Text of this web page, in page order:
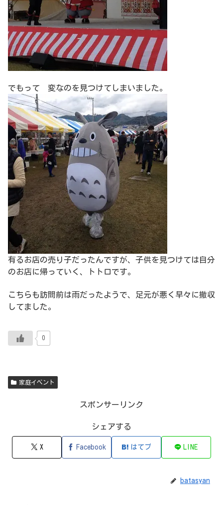
でもって 変なのを見つけてしまいました。
有るお店の売り子だったんですが、子供を見つけては自分
のお店に帰っていく、トトロです。
こちらも訪問前は雨だったようで、足元が悪く早々に撤収
してました。
0
家庭イベント
スポンサーリンク
シェアする
X Facebook はてブ LINE
batasyan